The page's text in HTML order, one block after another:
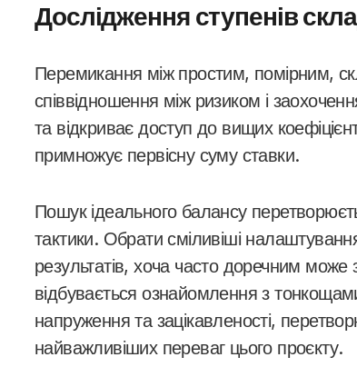
Дослідження ступенів
Перемикання між простим, помірним,
співвідношення між ризиком і
та відкриває доступ до вищих
примножує первісну суму ставки.
Пошук ідеального балансу
тактики. Обрати сміливіші
результатів, хоча часто доречним може
відбувається ознайомлення з
напруження та зацікавленості,
найважливіших переваг цього проєкту.